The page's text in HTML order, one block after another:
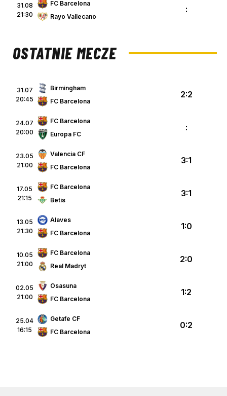
31.08
21:30
FC Barcelona
Rayo Vallecano
:
OSTATNIE MECZE
31.07
20:45
Birmingham
FC Barcelona
2:2
24.07
20:00
FC Barcelona
Europa FC
:
23.05
21:00
Valencia CF
FC Barcelona
3:1
17.05
21:15
FC Barcelona
Betis
3:1
13.05
21:30
Alaves
FC Barcelona
1:0
10.05
21:00
FC Barcelona
Real Madryt
2:0
02.05
21:00
Osasuna
FC Barcelona
1:2
25.04
16:15
Getafe CF
FC Barcelona
0:2